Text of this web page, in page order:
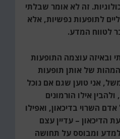
זה לא אומר שבלתי
לתופעות נפשיות, אלא
לטווח המדע.
ובאיזה עוצמה התופעות
של אותן תופעות
אני טוען שגם אם נוכל
ולהבין אילו הורמונים
השרוי בדיכאון, ואפילו
הדיכאון – עדיין עצם
ומבוסס על תחושה